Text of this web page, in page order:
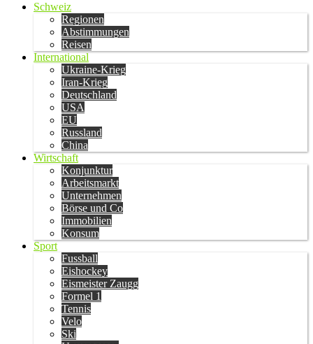
Schweiz
Regionen
Abstimmungen
Reisen
International
Ukraine-Krieg
Iran-Krieg
Deutschland
USA
EU
Russland
China
Wirtschaft
Konjunktur
Arbeitsmarkt
Unternehmen
Börse und Co
Immobilien
Konsum
Sport
Fussball
Eishockey
Eismeister Zaugg
Formel 1
Tennis
Velo
Ski